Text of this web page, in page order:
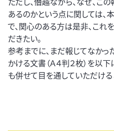
あるのかという点に関しては
で、関心のある方は是非、こ
だきたい。
参考までに、まだ報じてなか
かける文書（Ａ４判２枚）を以
も併せて目を通していただけ